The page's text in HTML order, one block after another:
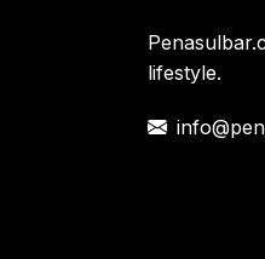
p
lifestyle.